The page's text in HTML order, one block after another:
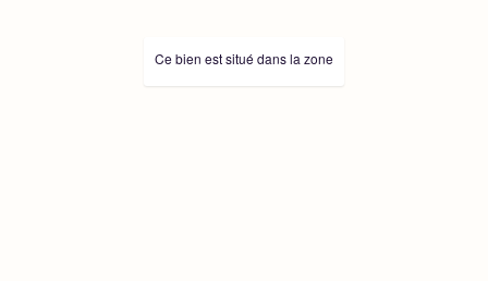
Ce bien est situé dans la zone